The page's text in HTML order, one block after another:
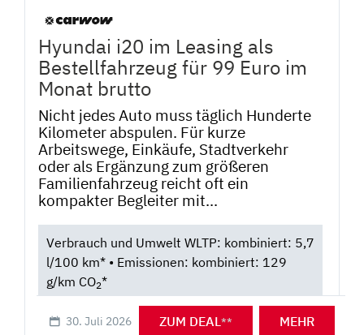
Hyundai i20 im Leasing als
Bestellfahrzeug für 99 Euro im
Monat brutto
Nicht jedes Auto muss täglich Hunderte
Kilometer abspulen. Für kurze
Arbeitswege, Einkäufe, Stadtverkehr
oder als Ergänzung zum größeren
Familienfahrzeug reicht oft ein
kompakter Begleiter mit...
Verbrauch und Umwelt WLTP: kombiniert: 5,7
l/100 km* • Emissionen: kombiniert: 129
g/km CO2*
30. Juli 2026 ZUM DEAL** MEHR